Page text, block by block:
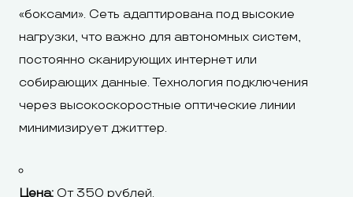
«боксами». Сеть адаптирована под высокие
нагрузки, что важно для автономных систем,
постоянно сканирующих интернет или
собирающих данные. Технология подключения
через высокоскоростные оптические линии
минимизирует джиттер.
Цена: От 350 рублей.